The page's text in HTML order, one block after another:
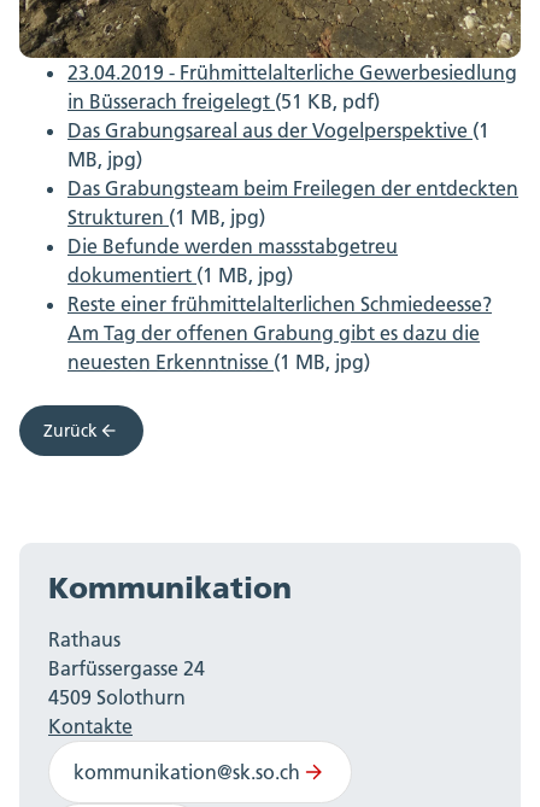
23.04.2019 - Frühmittelalterliche Gewerbesiedlung
in Büsserach freigelegt (51 KB, pdf)
Das Grabungsareal aus der Vogelperspektive (1
MB, jpg)
Das Grabungsteam beim Freilegen der entdeckten
Strukturen (1 MB, jpg)
Die Befunde werden massstabgetreu
dokumentiert (1 MB, jpg)
Reste einer frühmittelalterlichen Schmiedeesse?
Am Tag der offenen Grabung gibt es dazu die
neuesten Erkenntnisse (1 MB, jpg)
Zurück
Kommunikation
Rathaus
Barfüssergasse 24
4509 Solothurn
Kontakte
kommunikation@sk.so.ch